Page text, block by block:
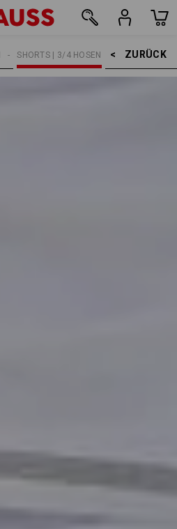
ZURÜCK    >
SHORTS | 3/4 HOSEN